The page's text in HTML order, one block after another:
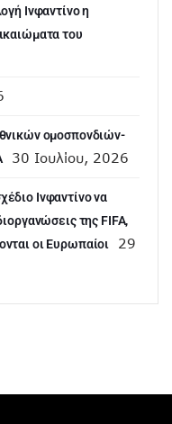
Ινφαντίνο η
του
ομοσπονδιών-
30 Ιουλίου, 2026
Ινφαντίνο να
της FIFA,
οι Ευρωπαίοι
29